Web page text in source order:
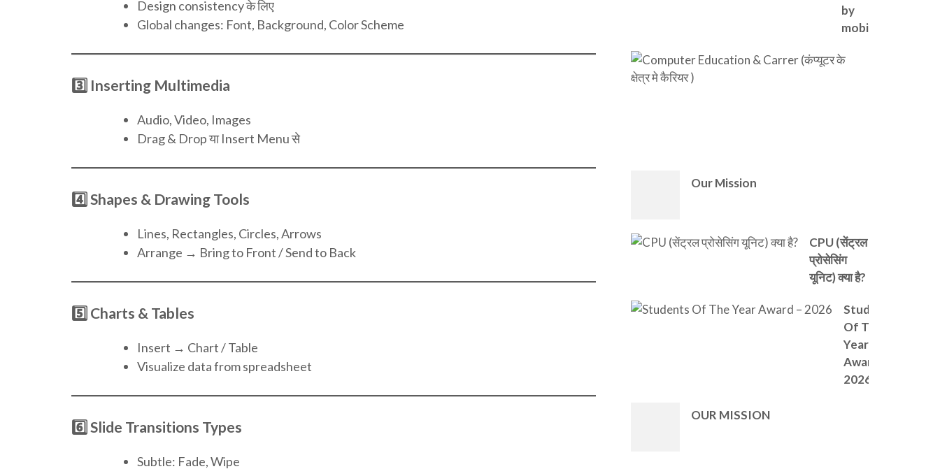
Design consistency के लिए
Global changes: Font, Background, Color Scheme
3️⃣ Inserting Multimedia
Audio, Video, Images
Drag & Drop या Insert Menu से
4️⃣ Shapes & Drawing Tools
Lines, Rectangles, Circles, Arrows
Arrange → Bring to Front / Send to Back
5️⃣ Charts & Tables
Insert → Chart / Table
Visualize data from spreadsheet
6️⃣ Slide Transitions Types
Subtle: Fade, Wipe
by
mobile
Our Mission
CPU (सेंट्रल
प्रोसेसिंग
यूनिट) क्या है?
Students
Of The
Year
Award –
2026
OUR MISSION